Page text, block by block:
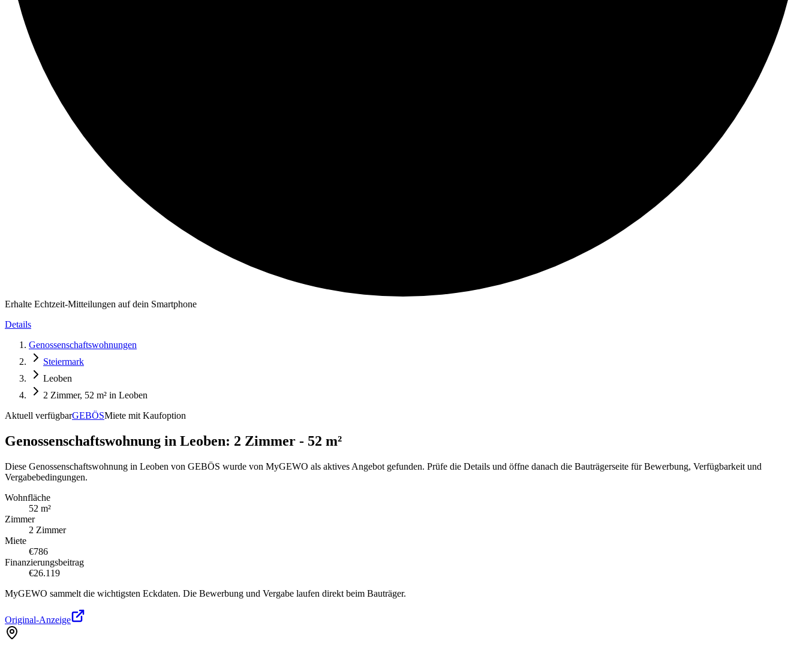
Erhalte Echtzeit-Mitteilungen auf dein Smartphone
Details
Genossenschaftswohnungen
Steiermark
Leoben
2 Zimmer, 52 m² in Leoben
Aktuell verfügbarGEBÖSMiete mit Kaufoption
Genossenschaftswohnung in Leoben: 2 Zimmer - 52 m²
Diese Genossenschaftswohnung in Leoben von GEBÖS wurde von MyGEWO als aktives Angebot gefunden. Prüfe die Details und öffne danach die Bauträgerseite für Bewerbung, Verfügbarkeit und
Vergabebedingungen.
Wohnfläche
52 m²
Zimmer
2 Zimmer
Miete
€786
Finanzierungsbeitrag
€26.119
MyGEWO sammelt die wichtigsten Eckdaten. Die Bewerbung und Vergabe laufen direkt beim Bauträger.
Original-Anzeige